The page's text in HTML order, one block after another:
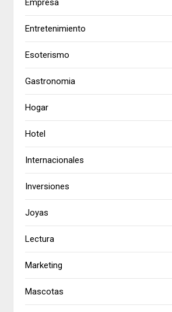
Empresa
Entretenimiento
Esoterismo
Gastronomia
Hogar
Hotel
Internacionales
Inversiones
Joyas
Lectura
Marketing
Mascotas